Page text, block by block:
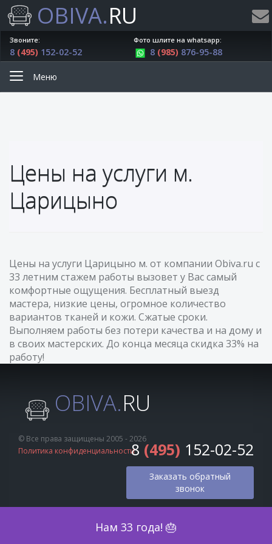
OBIVA.RU
Нам 33 года! 🎂
Звоните:
8 (495) 152-02-52
Фото шлите на whatsapp:
8 (985) 876-95-88
Меню
Цены на услуги м.
Царицыно
Цены на услуги Царицыно м. от компании Obiva.ru с
33 летним стажем работы вызовет у Вас самый
комфортные ощущения. Бесплатный выезд
мастера, низкие цены, огромное количество
вариантов тканей и кожи. Сжатые сроки.
Выполняем работы без потери качества и на дому и
в своих мастерских. До конца месяца скидка 33% на
работу!
OBIVA.RU
© Все права защищены 2005 - 2026
Политика конфиденциальности8 (495) 152-02-52
Заказать обратный
звонок